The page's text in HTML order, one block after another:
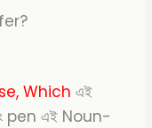
Which এই
pen এই Noun-